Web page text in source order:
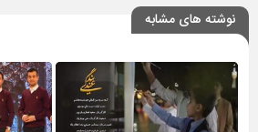
نوشته های مشابه